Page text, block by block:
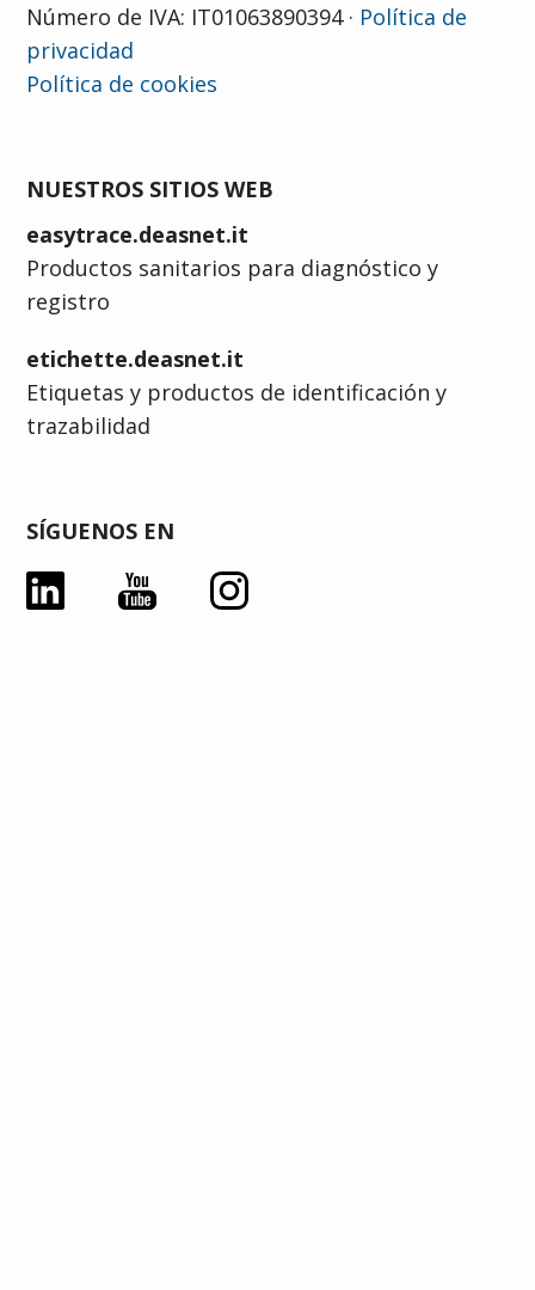
Número de IVA: IT01063890394 · Política de
privacidad
Política de cookies
NUESTROS SITIOS WEB
easytrace.deasnet.it
Productos sanitarios para diagnóstico y
registro
etichette.deasnet.it
Etiquetas y productos de identificación y
trazabilidad
SÍGUENOS EN